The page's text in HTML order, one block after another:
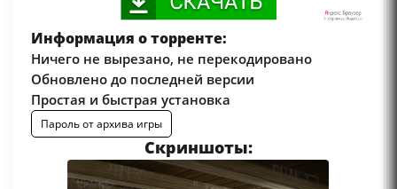
Информация о торренте:
Ничего не вырезано, не перекодировано
Обновлено до последней версии
Простая и быстрая установка
Пароль от архива игры
Скриншоты: